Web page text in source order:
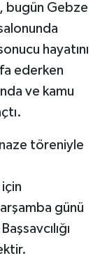
bugün Gebze
hayatını
ederken
ve kamu
töreniyle
günü